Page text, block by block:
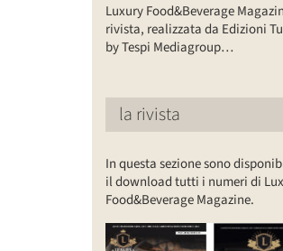
Luxury Food&Beverage
rivista, realizzata da Edizioni
by Tespi Mediagroup…
la rivista
In questa sezione sono
il download tutti i numeri di
Food&Beverage Magazine.